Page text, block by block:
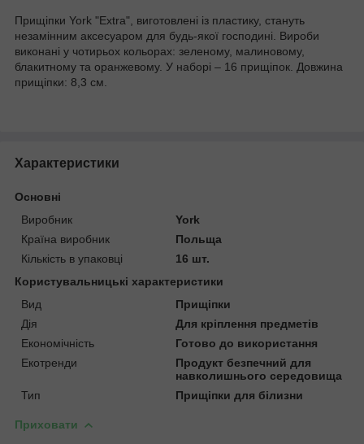
Прищіпки York "Extra", виготовлені із пластику, стануть
незамінним аксесуаром для будь-якої господині. Вироби
виконані у чотирьох кольорах: зеленому, малиновому,
блакитному та оранжевому. У наборі – 16 прищіпок. Довжина
прищіпки: 8,3 см.
Характеристики
Основні
Виробник
York
Країна виробник
Польща
Кількість в упаковці
16 шт.
Користувальницькі характеристики
Вид
Прищіпки
Дія
Для кріплення предметів
Економічність
Готово до використання
Екотренди
Продукт безпечний для
навколишнього середовища
Тип
Прищіпки для білизни
Приховати